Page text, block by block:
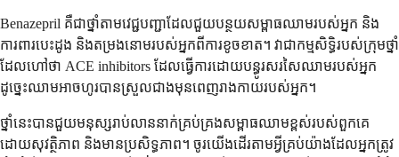
Benazepril គឺជាថ្នាំតាមវេជ្ជបញ្ជាដែលជួយបន្ថយសម្ពាធឈាមរបស់អ្នក និង
ការពារបេះដូង និងតម្រងនោមរបស់អ្នកពីការខូចខាត។ វាជាកម្មសិទ្ធិរបស់ក្រុមថ្នាំ
ដែលហៅថា ACE inhibitors ដែលធ្វើការដោយបន្ធូរសរសៃឈាមរបស់អ្នក
ដូច្នេះឈាមអាចហូរបានស្រួលជាងមុនពេញរាងកាយរបស់អ្នក។
ថ្នាំនេះបានជួយមនុស្សរាប់លាននាក់គ្រប់គ្រងសម្ពាធឈាមខ្ពស់របស់ពួកគេ
ដោយសុវត្ថិភាព និងមានប្រសិទ្ធភាព។ ចូរយើងដើរតាមអ្វីគ្រប់យ៉ាងដែលអ្នកត្រូវ